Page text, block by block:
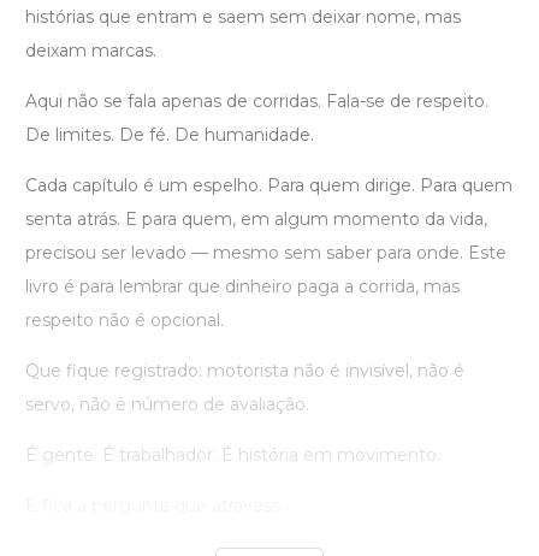
histórias que entram e saem sem deixar nome, mas
deixam marcas.
Aqui não se fala apenas de corridas. Fala-se de respeito.
De limites. De fé. De humanidade.
Cada capítulo é um espelho. Para quem dirige. Para quem
senta atrás. E para quem, em algum momento da vida,
precisou ser levado — mesmo sem saber para onde. Este
livro é para lembrar que dinheiro paga a corrida, mas
respeito não é opcional.
Que fique registrado: motorista não é invisível, não é
servo, não é número de avaliação.
É gente. É trabalhador. É história em movimento.